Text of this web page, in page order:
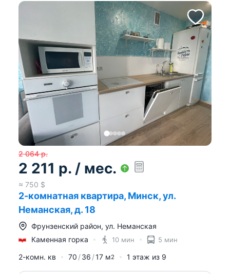
2 064 р.
2 211 р. / мес.
≈ 750 $
2-комнатная квартира, Минск, ул.
Неманская, д. 18
Фрунзенский район, ул. Неманская
Каменная горка
10 мин 5 мин
2-комн. кв 70 36 17 м2 1 этаж из 9